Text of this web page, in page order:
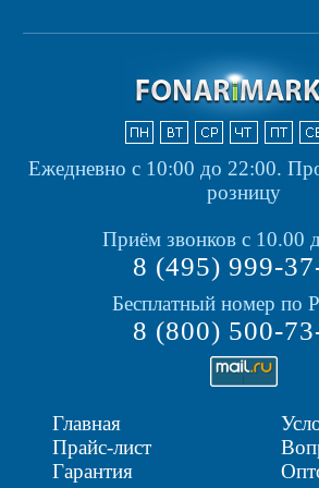
Ежедневно с 10:00 до 22:00.
розницу
Приём звонков с 10.00
8 (495) 999-
Бесплатный номер по
8 (800) 500-
Главная
Прайс-лист
Гарантия